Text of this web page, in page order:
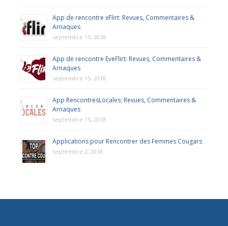
App de rencontre xFlirt: Revues, Commentaires &
Arnaques
septembre 15, 2018
App de rencontre EveFlirt: Revues, Commentaires &
Arnaques
septembre 15, 2018
App RencontresLocales: Revues, Commentaires &
Arnaques
septembre 15, 2018
Applications pour Rencontrer des Femmes Cougars
septembre 2, 2018